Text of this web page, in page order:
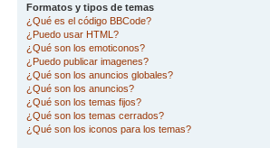
Formatos y tipos de temas
¿Qué es el código BBCode?
¿Puedo usar HTML?
¿Qué son los emoticonos?
¿Puedo publicar imagenes?
¿Qué son los anuncios globales?
¿Qué son los anuncios?
¿Qué son los temas fijos?
¿Qué son los temas cerrados?
¿Qué son los iconos para los temas?